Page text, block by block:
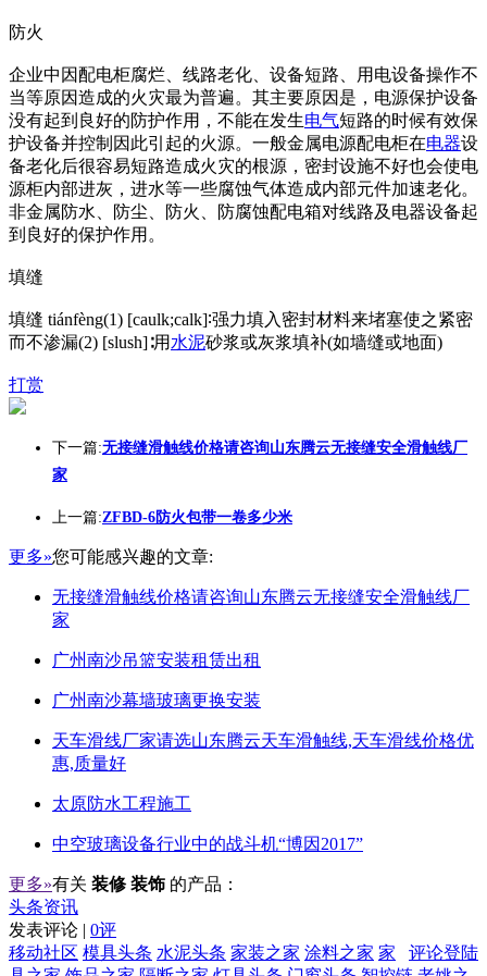
防火
企业中因配电柜腐烂、线路老化、设备短路、用电设备操作不
当等原因造成的火灾最为普遍。其主要原因是，电源保护设备
没有起到良好的防护作用，不能在发生电气短路的时候有效保
护设备并控制因此引起的火源。一般金属电源配电柜在电器设
备老化后很容易短路造成火灾的根源，密封设施不好也会使电
源柜内部进灰，进水等一些腐蚀气体造成内部元件加速老化。
非金属防水、防尘、防火、防腐蚀配电箱对线路及电器设备起
到良好的保护作用。
填缝
填缝 tiánfèng(1) [caulk;calk]∶强力填入密封材料来堵塞使之紧密
而不渗漏(2) [slush]∶用 水泥砂浆或灰浆填补(如墙缝或地面)
打赏
下一篇:无接缝滑触线价格请咨询山东腾云无接缝安全滑触线厂
家
上一篇:ZFBD-6防火包带一卷多少米
更多»您可能感兴趣的文章:
无接缝滑触线价格请咨询山东腾云无接缝安全滑触线厂
家
广州南沙吊篮安装租赁出租
广州南沙幕墙玻璃更换安装
天车滑线厂家请选山东腾云天车滑触线,天车滑线价格优
惠,质量好
太原防水工程施工
中空玻璃设备行业中的战斗机“博因2017”
更多»有关 装修 装饰 的产品：
头条资讯
发表评论 | 0评
评论登陆
移动社区 模具头条 水泥头条 家装之家 涂料之家 家